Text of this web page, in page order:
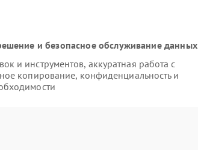
и безопасное обслуживание данных
и инструментов, аккуратная работа с
копирование, конфиденциальность и